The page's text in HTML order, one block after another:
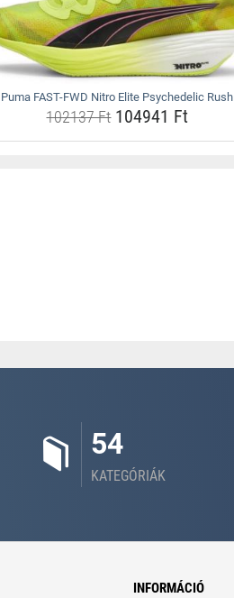
Puma FAST-FWD Nitro Elite Psychedelic Rush
102137 Ft104941 Ft
54
KATEGÓRIÁK
INFORMÁCIÓ